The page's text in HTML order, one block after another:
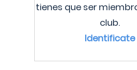
tienes que ser miembro
club.
Identificate